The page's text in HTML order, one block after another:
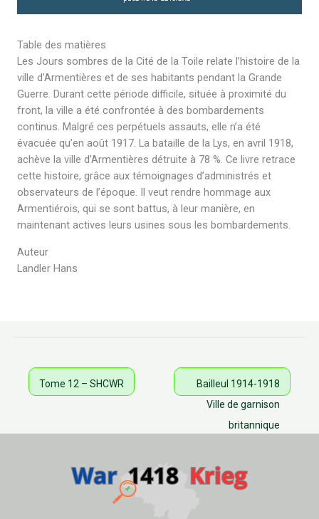
Table des matières
Les Jours sombres de la Cité de la Toile relate l’histoire de la
ville d’Armentières et de ses habitants pendant la Grande
Guerre. Durant cette période difficile, située à proximité du
front, la ville a été confrontée à des bombardements
continus. Malgré ces perpétuels assauts, elle n’a été
évacuée qu’en août 1917. La bataille de la Lys, en avril 1918,
achève la ville d’Armentières détruite à 78 %. Ce livre retrace
cette histoire, grâce aux témoignages d’administrés et
observateurs de l’époque. Il veut rendre hommage aux
Armentiérois, qui se sont battus, à leur manière, en
maintenant actives leurs usines sous les bombardements.
Auteur
Landler Hans
Tome 12 – SHCWR
Bailleul 1914-1918
Ville de garnison
britannique